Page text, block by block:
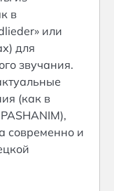
в
или
для
звучания.
(как в
современно и